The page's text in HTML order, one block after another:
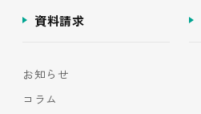
資料請求
お知らせ
コラム